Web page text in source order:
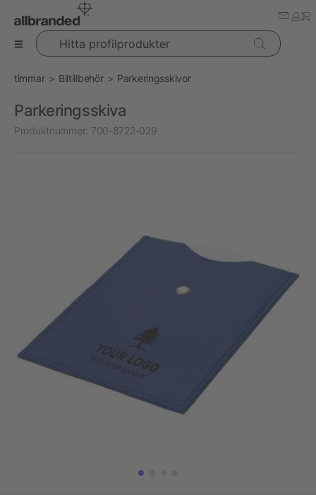
Hitta profilprodukter
timmar Biltillbehör Parkeringsskivor
Parkeringsskiva
Produktnummer: 700-8722-029